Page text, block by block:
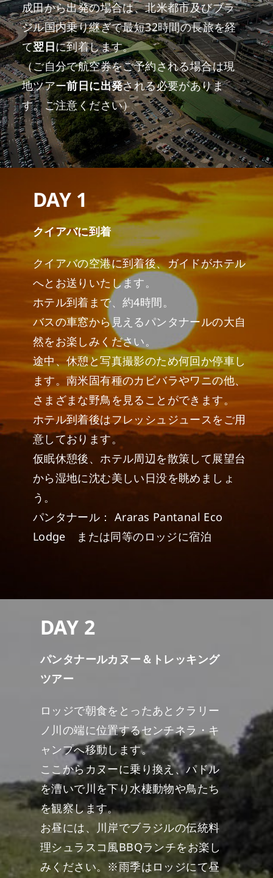
成田から出発の場合は、北米都市及びブラ
ジル国内乗り継ぎで最短32時間の長旅を経
て翌日に到着します。
（ご自分で航空券をご予約される場合は現
地ツアー前日に出発される必要がありま
す。ご注意ください）
DAY 1
クイアバに到着
クイアバの空港に到着後、ガイドがホテル
へとお送りいたします。
ホテル到着まで、約4時間。
バスの車窓から見えるパンタナールの大自
然をお楽しみください。
途中、休憩と写真撮影のため何回か停車し
ます。南米固有種のカピバラやワニの他、
さまざまな野鳥を見ることができます。
ホテル到着後はフレッシュジュースをご用
意しております。
仮眠休憩後、ホテル周辺を散策して展望台
から湿地に沈む美しい日没を眺めましょ
う。
パンタナール： Araras Pantanal Eco
Lodge または同等のロッジに宿泊
DAY 2
パンタナールカヌー＆トレッキング
ツアー
ロッジで朝食をとったあとクラリー
ノ川の端に位置するセンチネラ・キ
ャンプへ移動します。
ここからカヌーに乗り換え、パドル
を漕いで川を下り水棲動物や鳥たち
を観察します。
お昼には、川岸でブラジルの伝統料
理シュラスコ風BBQランチをお楽し
みください。※雨季はロッジにて昼